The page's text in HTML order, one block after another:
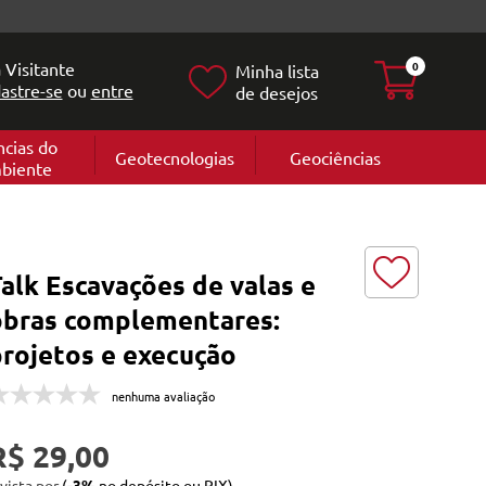
Visitante
se ou entre
Minha lista
de desejos
0
do
Geociências
Geologia
Geotecnologias
Escavações de valas e
complementares:
e execução
nenhuma avaliação
29,00